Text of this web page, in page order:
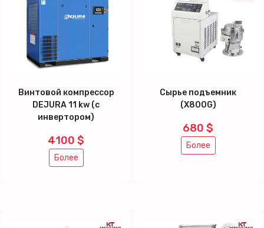
Винтовой компрессор
DEJURA 11 kw (с
инвертором)
4100 $
Более
Сырье подъемник
(X800G)
680 $
Более